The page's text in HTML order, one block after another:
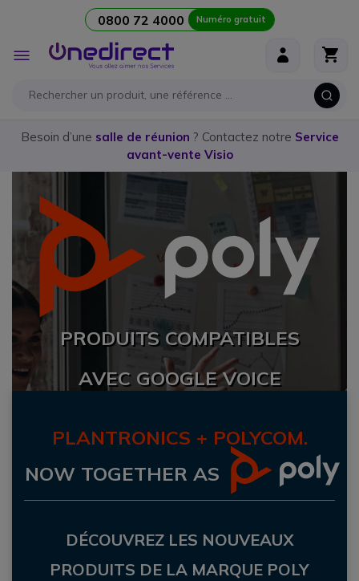
0800 72 4000 Numéro gratuit
Affichage
navigation
Besoin d’une salle de réunion ? Contactez notre Service
avant-vente Visio
PRODUITS COMPATIBLES
AVEC GOOGLE VOICE
PLANTRONICS + POLYCOM.
NOW TOGETHER AS
DÉCOUVREZ LES NOUVEAUX
PRODUITS DE LA MARQUE POLY